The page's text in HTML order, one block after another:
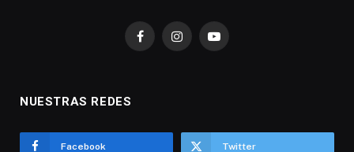
FacebookInstagramYouTube
NUESTRAS REDES
Facebook Twitter